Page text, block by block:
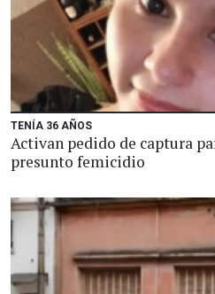
TENÍA 36 AÑOS
Activan pedido de captura
presunto femicidio